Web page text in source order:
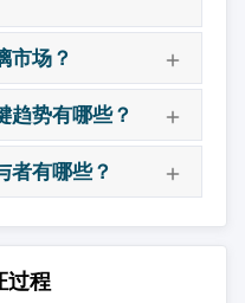
市场？
趋势有哪些？
者有哪些？
过程